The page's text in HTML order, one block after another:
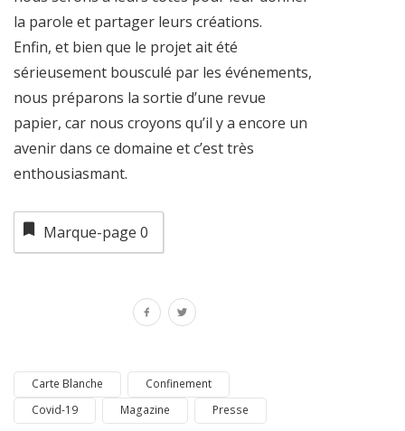
la parole et partager leurs créations.
Enfin, et bien que le projet ait été
sérieusement bousculé par les événements,
nous préparons la sortie d’une revue
papier, car nous croyons qu’il y a encore un
avenir dans ce domaine et c’est très
enthousiasmant.
Marque-page 0
Carte Blanche
Confinement
Covid-19
Magazine Presse